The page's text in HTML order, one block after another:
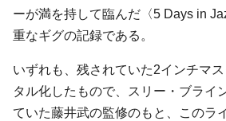
ーが満を持して臨んだ〈5 Days in
重なギグの記録である。
いずれも、残されていた2インチマ
タル化したもので、スリー・ブライ
ていた藤井武の監修のもと、このラ